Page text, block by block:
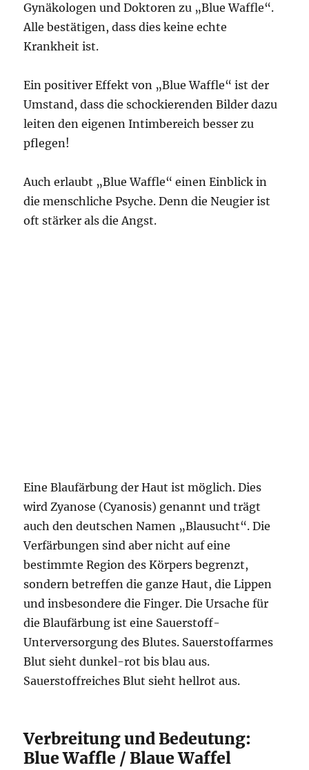
Gynäkologen und Doktoren zu „Blue Waffle“.
Alle bestätigen, dass dies keine echte
Krankheit ist.
Ein positiver Effekt von „Blue Waffle“ ist der
Umstand, dass die schockierenden Bilder dazu
leiten den eigenen Intimbereich besser zu
pflegen!
Auch erlaubt „Blue Waffle“ einen Einblick in
die menschliche Psyche. Denn die Neugier ist
oft stärker als die Angst.
Eine Blaufärbung der Haut ist möglich. Dies
wird Zyanose (Cyanosis) genannt und trägt
auch den deutschen Namen „Blausucht“. Die
Verfärbungen sind aber nicht auf eine
bestimmte Region des Körpers begrenzt,
sondern betreffen die ganze Haut, die Lippen
und insbesondere die Finger. Die Ursache für
die Blaufärbung ist eine Sauerstoff-
Unterversorgung des Blutes. Sauerstoffarmes
Blut sieht dunkel-rot bis blau aus.
Sauerstoffreiches Blut sieht hellrot aus.
Verbreitung und Bedeutung:
Blue Waffle / Blaue Waffel